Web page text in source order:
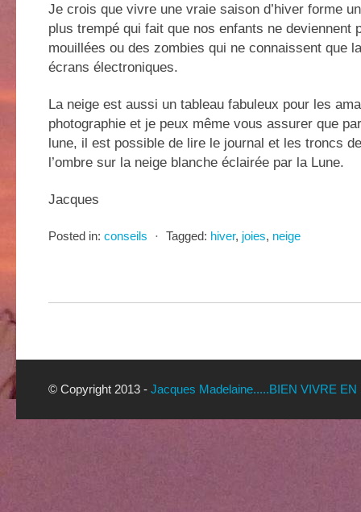
Je crois que vivre une vraie saison d’hiver forme
plus trempé qui fait que nos enfants ne deviennent
mouillées ou des zombies qui ne connaissent que
écrans électroniques.
La neige est aussi un tableau fabuleux pour les
photographie et je peux même vous assurer que
lune, il est possible de lire le journal et les troncs
l’ombre sur la neige blanche éclairée par la Lune.
Jacques
Posted in: conseils ⋅ Tagged: hiver, joies, neige
© Copyright 2013 - Jacques Madelaine.....BIEN VIVRE EN